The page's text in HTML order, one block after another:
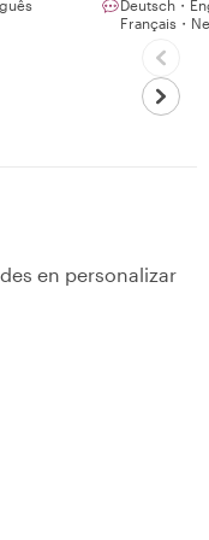
Deutsch・
Français・
en personalizar